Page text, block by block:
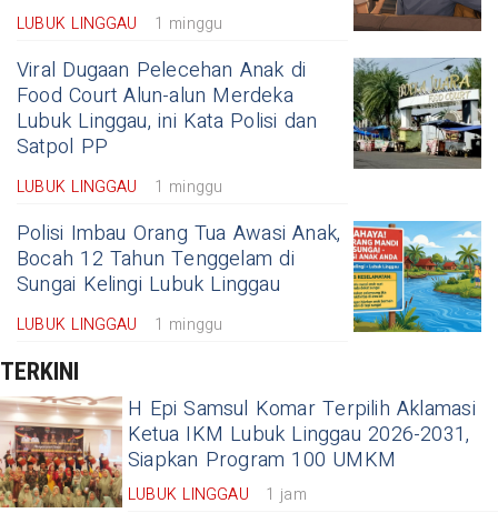
LUBUK LINGGAU 1 minggu
Viral Dugaan Pelecehan Anak di
Food Court Alun-alun Merdeka
Lubuk Linggau, ini Kata Polisi dan
Satpol PP
LUBUK LINGGAU 1 minggu
Polisi Imbau Orang Tua Awasi Anak,
Bocah 12 Tahun Tenggelam di
Sungai Kelingi Lubuk Linggau
LUBUK LINGGAU 1 minggu
TERKINI
H Epi Samsul Komar Terpilih Aklamasi
Ketua IKM Lubuk Linggau 2026-2031,
Siapkan Program 100 UMKM
LUBUK LINGGAU 1 jam